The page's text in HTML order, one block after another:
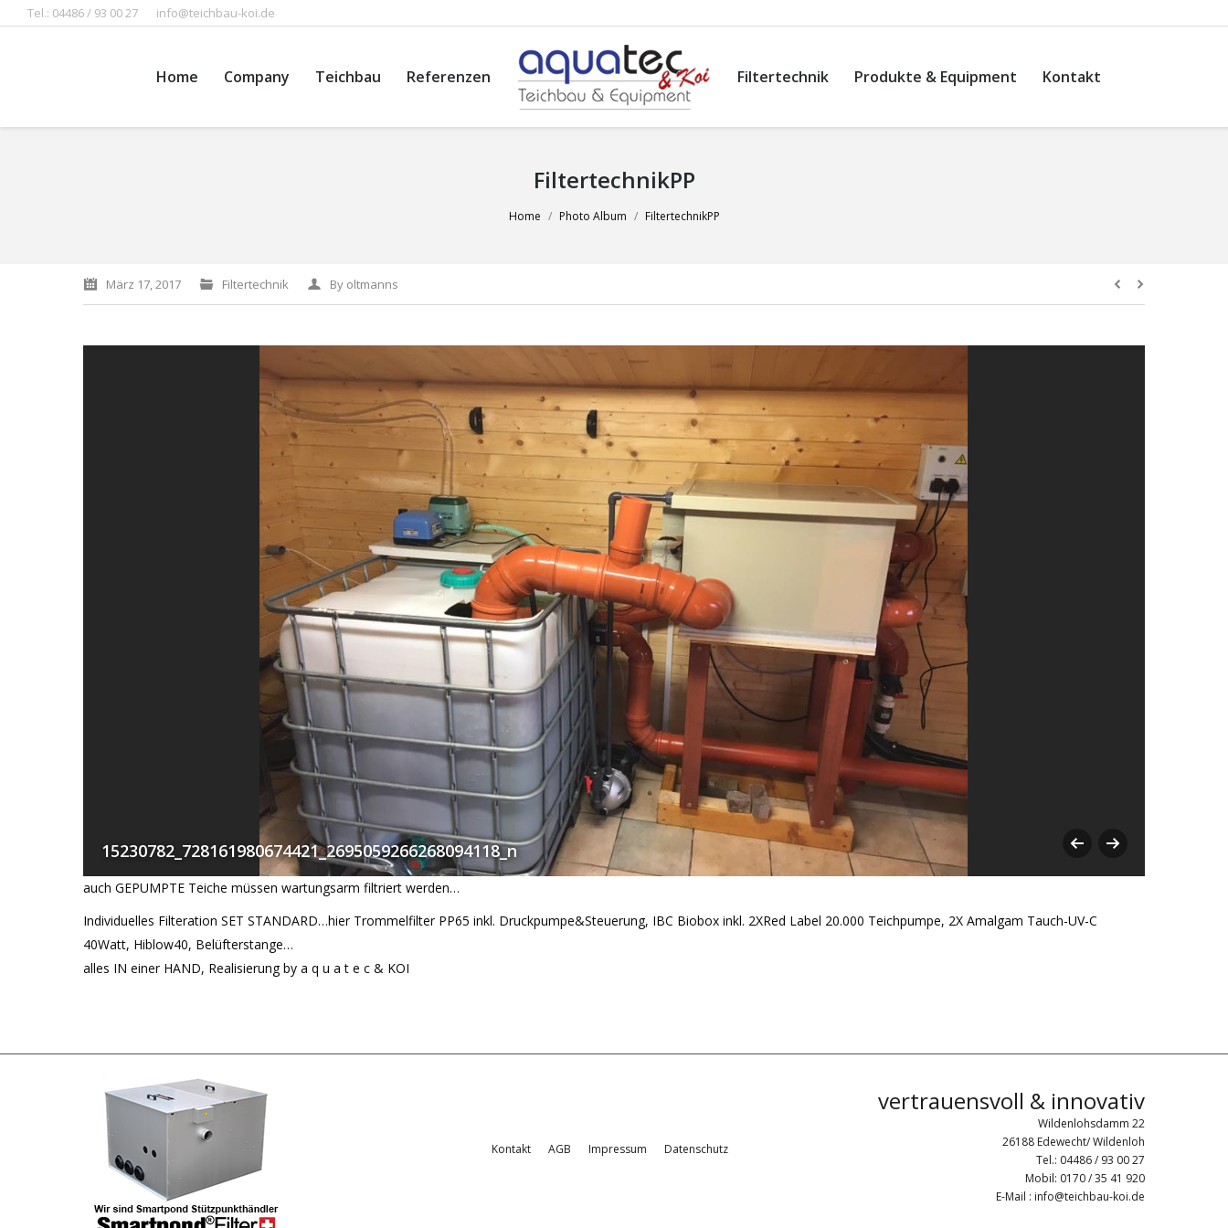
Tel.: 04486 / 93 00 27 info@teichbau-koi.de
Home Company Teichbau Referenzen Filtertechnik Produkte & Equipment Kontakt
FiltertechnikPP
Home Photo Album FiltertechnikPP
März 17, 2017 Filtertechnik By oltmanns
15230782_728161980674421_2695059266268094118_n
auch GEPUMPTE Teiche müssen wartungsarm filtriert werden…
Individuelles Filteration SET STANDARD…hier Trommelfilter PP65 inkl. Druckpumpe&Steuerung, IBC Biobox inkl. 2XRed Label 20.000 Teichpumpe, 2X Amalgam Tauch-UV-C
40Watt, Hiblow40, Belüfterstange…
alles IN einer HAND, Realisierung by a q u a t e c & KOI
Kontakt AGB Impressum Datenschutz
vertrauensvoll & innovativ
Wildenlohsdamm 22
26188 Edewecht/ Wildenloh
Tel.: 04486 / 93 00 27
Mobil: 0170 / 35 41 920
E-Mail : info@teichbau-koi.de